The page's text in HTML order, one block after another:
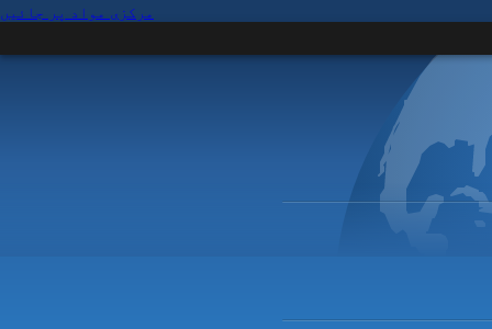
مرکزی مواد پر جائیں